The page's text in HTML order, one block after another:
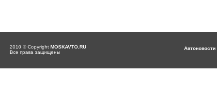
2010 © Copyright MOSKAVTO.RU
Все права защищены
Автоновости